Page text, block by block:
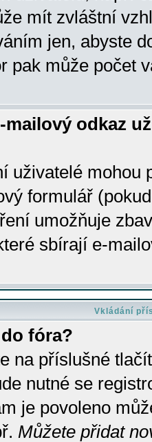
mít zvláštní
jen, abyste
pak může počet
odkaz
uživatelé mohou
formulář
umožňuje
sbírají e-
Vkládání
fóra?
na příslušné
nutné se
je povoleno
Můžete přidat